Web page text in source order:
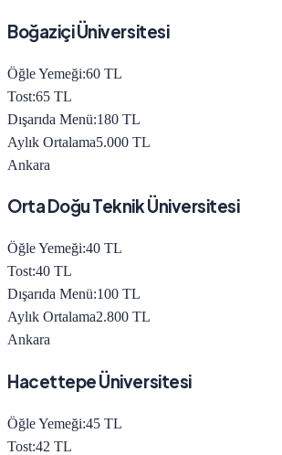
Boğaziçi Üniversitesi
Öğle Yemeği:60 TL
Tost:65 TL
Dışarıda Menü:180 TL
Aylık Ortalama5.000 TL
Ankara
Orta Doğu Teknik Üniversitesi
Öğle Yemeği:40 TL
Tost:40 TL
Dışarıda Menü:100 TL
Aylık Ortalama2.800 TL
Ankara
Hacettepe Üniversitesi
Öğle Yemeği:45 TL
Tost:42 TL